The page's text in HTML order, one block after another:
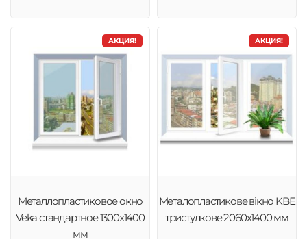
АКЦИЯ!
Металлопластиковое окно
Veka стандартное 1300x1400
мм
АКЦИЯ!
Металопластикове вікно KBE
тристулкове 2060х1400 мм